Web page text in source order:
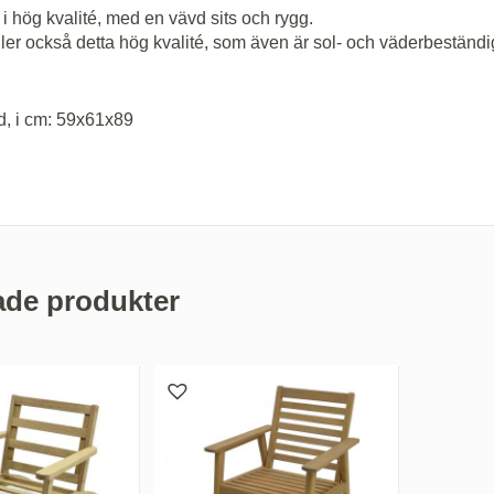
hög kvalité, med en vävd sits och rygg.
också detta hög kvalité, som även är sol- och
i cm: 59x61x89
produkter